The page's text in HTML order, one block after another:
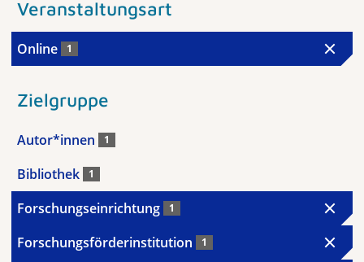
Veranstaltungsart
Online 1
Zielgruppe
Autor*innen 1
Bibliothek 1
Forschungseinrichtung 1
Forschungsförderinstitution 1